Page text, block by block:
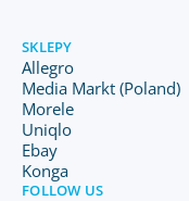
SKLEPY
Allegro
Media Markt (Poland)
Morele
Uniqlo
Ebay
Konga
FOLLOW US